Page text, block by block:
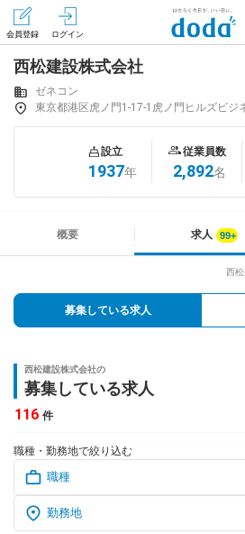
会員登録 ログイン
会員登録（無料）
はじめて
求人を紹介してもらう
知りたい・聞きたい
専門サイト
対応時間：10:00～22:00(日曜・年末年始を除く)
自動案内は24時間365日対応
転職の「モヤモヤ」、一人で悩まず
気軽に相談してみませんか？
dodaの使い方は？
西松建設株式会社
ゼネコン
東京都港区虎ノ門1-17-1虎ノ門ヒルズビジ
設立
1937年
従業員数
2,892名
概要 求人
西
募集している求人
西松建設株式会社の
募集している求人
116 件
職種・勤務地で絞り込む